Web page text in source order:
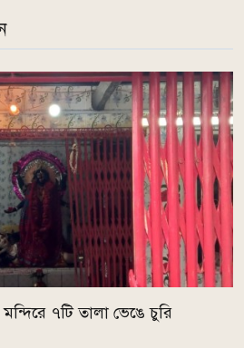
৭টি তালা ভেঙে চুরি